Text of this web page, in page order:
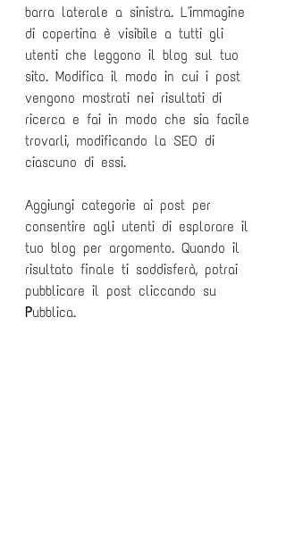
barra laterale a sinistra. L'immagine
di copertina è visibile a tutti gli
utenti che leggono il blog sul tuo
sito. Modifica il modo in cui i post
vengono mostrati nei risultati di
ricerca e fai in modo che sia facile
trovarli, modificando la SEO di
ciascuno di essi.
Aggiungi categorie ai post per
consentire agli utenti di esplorare il
tuo blog per argomento. Quando il
risultato finale ti soddisferà, potrai
pubblicare il post cliccando su
Pubblica.